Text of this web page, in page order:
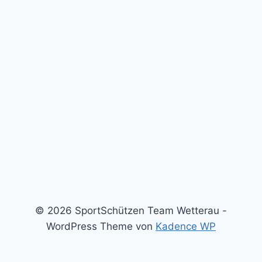
© 2026 SportSchützen Team Wetterau -
WordPress Theme von Kadence WP